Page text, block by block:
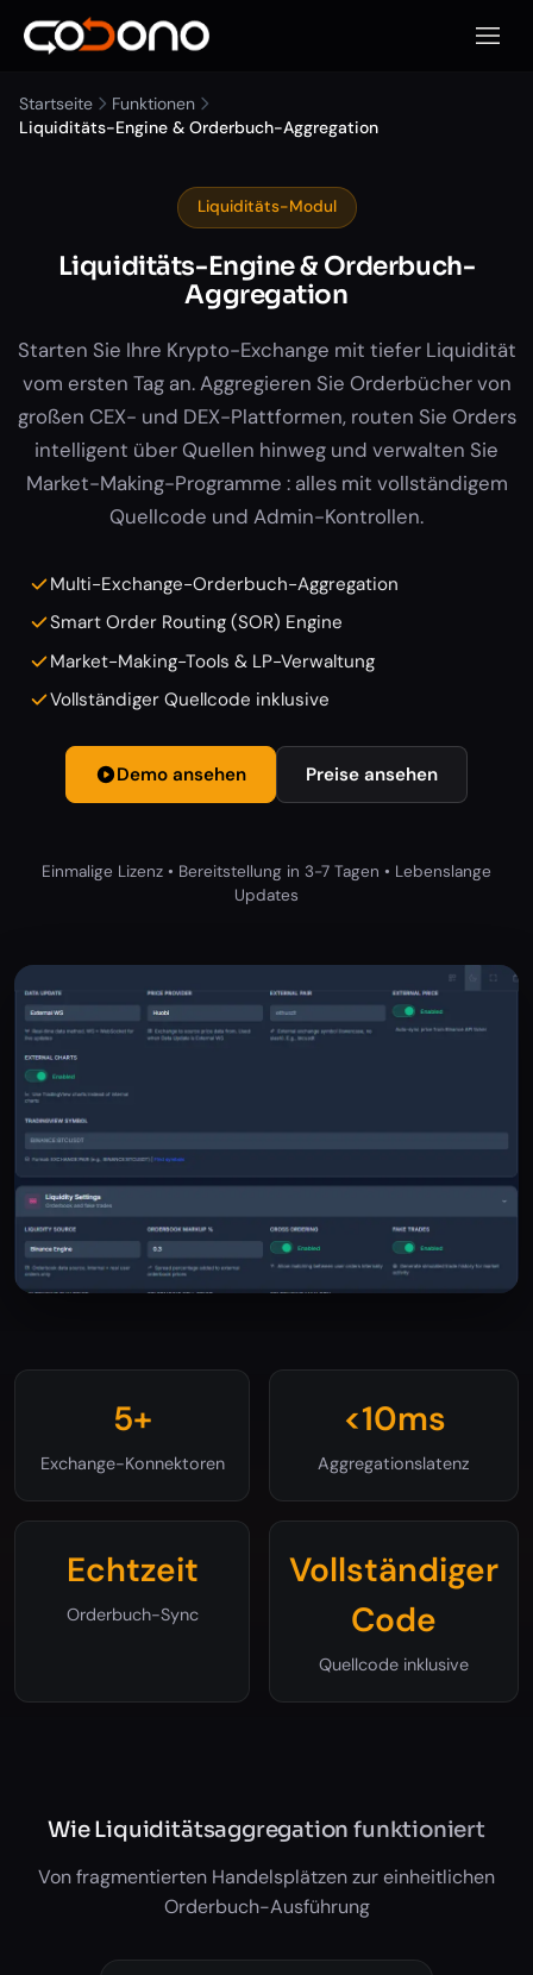
Startseite
Funktionen
Liquiditäts-Engine & Orderbuch-Aggregation
Liquiditäts-Modul
Liquiditäts-Engine & Orderbuch-
Aggregation
Starten Sie Ihre Krypto-Exchange mit tiefer Liquidität
vom ersten Tag an. Aggregieren Sie Orderbücher von
großen CEX- und DEX-Plattformen, routen Sie Orders
intelligent über Quellen hinweg und verwalten Sie
Market-Making-Programme : alles mit vollständigem
Quellcode und Admin-Kontrollen.
Multi-Exchange-Orderbuch-Aggregation
Smart Order Routing (SOR) Engine
Market-Making-Tools & LP-Verwaltung
Vollständiger Quellcode inklusive
Demo ansehen Preise ansehen
Einmalige Lizenz • Bereitstellung in 3-7 Tagen • Lebenslange
Updates
5+
Exchange-Konnektoren
<10ms
Aggregationslatenz
Echtzeit
Orderbuch-Sync
Vollständiger
Code
Quellcode inklusive
Wie Liquiditätsaggregation funktioniert
Von fragmentierten Handelsplätzen zur einheitlichen
Orderbuch-Ausführung